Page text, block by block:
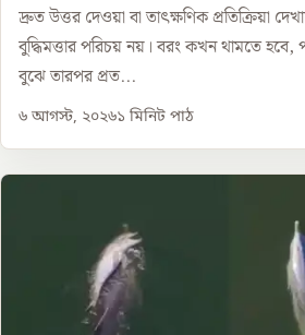
দ্রুত উত্তর দেওয়া বা তাৎক্ষণিক প্রতিক্রিয়া
বুদ্ধিমত্তার পরিচয় নয়। বরং কখন থামতে হবে,
বুঝে তারপর প্রত...
৬ আগস্ট, ২০২৬১ মিনিট পাঠ